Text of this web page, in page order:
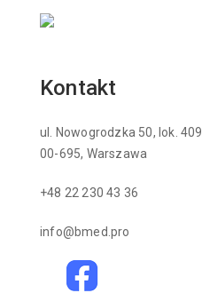
Kontakt
ul. Nowogrodzka 50, lok. 409
00-695, Warszawa
+48 22 230 43 36
info@bmed.pro